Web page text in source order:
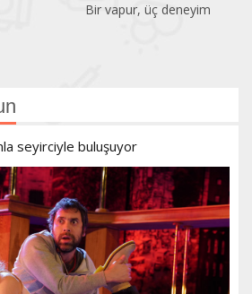
Atatürk Kitaplığı
seyirciyle buluşuyor